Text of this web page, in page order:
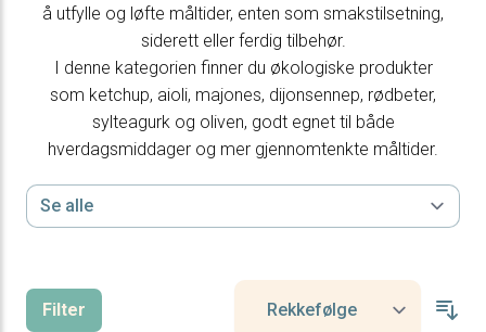
å utfylle og løfte måltider, enten som smakstilsetning,
siderett eller ferdig tilbehør.
I denne kategorien finner du økologiske produkter
som ketchup, aioli, majones, dijonsennep, rødbeter,
sylteagurk og oliven, godt egnet til både
hverdagsmiddager og mer gjennomtenkte måltider.
Filter